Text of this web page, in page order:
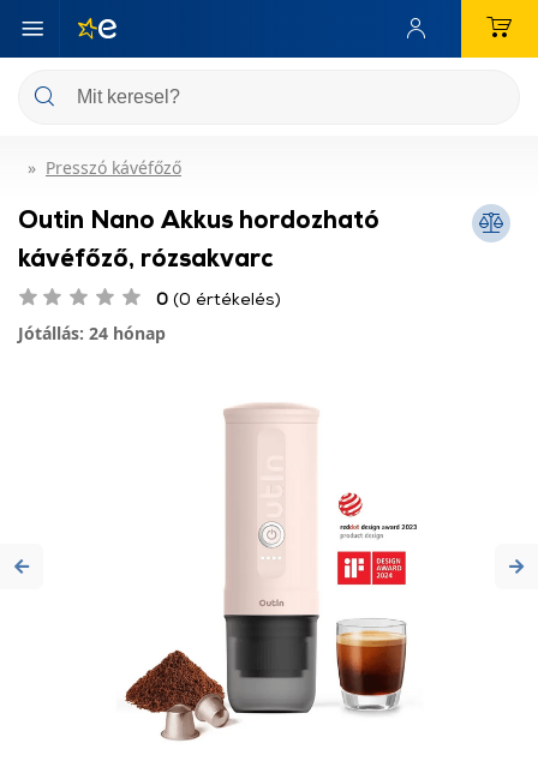
Presszó kávéfőző
Outin Nano Akkus hordozható
kávéfőző, rózsakvarc
0 (0 értékelés)
Jótállás: 24 hónap
Previous